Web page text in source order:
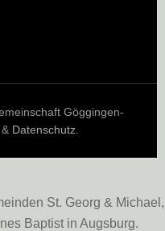
Göggingen-
& Datenschutz.
St. Georg & Michael,
Baptist in Augsburg.